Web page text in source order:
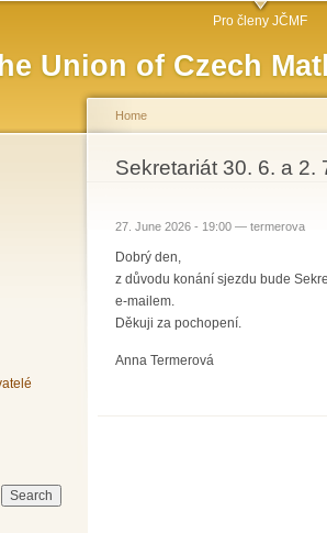
Union of Czech
Pro členy JČMF
You are here
Home
Sekretariát 30. 6. a 2.
27. June 2026 - 19:00 — termerova
Dobrý den,
z důvodu konání sjezdu bude
e-mailem.
Děkuji za pochopení.
Anna Termerová